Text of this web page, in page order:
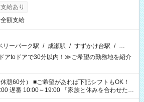
給あり
額支給
リーパーク駅 / 成瀬駅 / すずかけ台駅 / …
アtoドアで30分以内！≫ご希望の勤務地を紹介
れば下記シフトもOK！
～19:00 「家族と休みを合わせた
って夕飯の準備がしたい」 「できれば残業はし